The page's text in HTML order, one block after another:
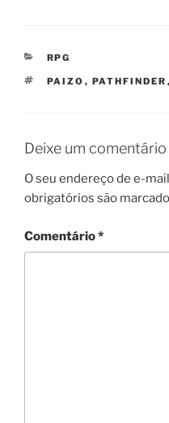
CATEGORIAS
RPG
TAGS
PAIZO , PATHFINDER ,
Deixe um comentário
O seu endereço de e-
obrigatórios são
Comentário*